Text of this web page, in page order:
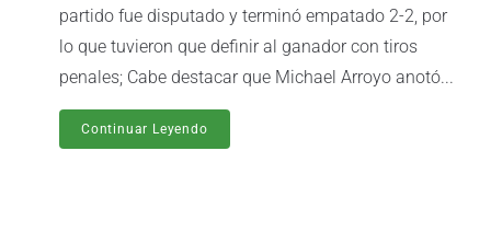
partido fue disputado y terminó empatado 2-2, por
lo que tuvieron que definir al ganador con tiros
penales; Cabe destacar que Michael Arroyo anotó...
Continuar Leyendo